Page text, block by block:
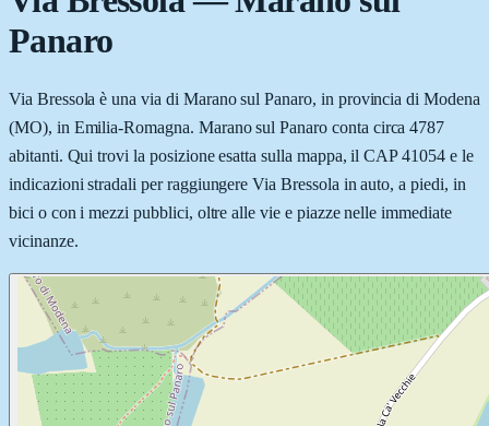
Panaro
Via Bressola è una via di Marano sul Panaro, in provincia di Modena
(MO), in Emilia-Romagna. Marano sul Panaro conta circa 4787
abitanti. Qui trovi la posizione esatta sulla mappa, il CAP 41054 e le
indicazioni stradali per raggiungere Via Bressola in auto, a piedi, in
bici o con i mezzi pubblici, oltre alle vie e piazze nelle immediate
vicinanze.